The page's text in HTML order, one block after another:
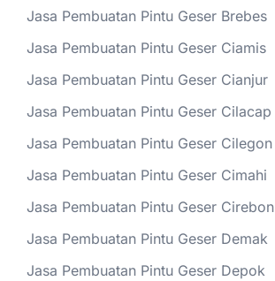
Jasa Pembuatan Pintu Geser Brebes
Jasa Pembuatan Pintu Geser Ciamis
Jasa Pembuatan Pintu Geser Cianjur
Jasa Pembuatan Pintu Geser Cilacap
Jasa Pembuatan Pintu Geser Cilegon
Jasa Pembuatan Pintu Geser Cimahi
Jasa Pembuatan Pintu Geser Cirebon
Jasa Pembuatan Pintu Geser Demak
Jasa Pembuatan Pintu Geser Depok